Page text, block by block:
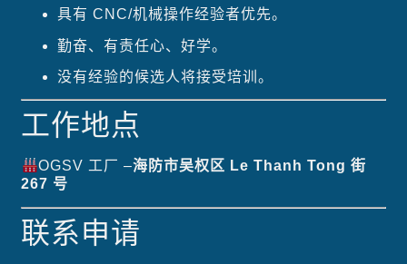
具有 CNC/机械操作经验者优先。
勤奋、有责任心、好学。
没有经验的候选人将接受培训。
工作地点
OGSV 工厂 –海防市吴权区 Le Thanh Tong 街
267 号
联系申请